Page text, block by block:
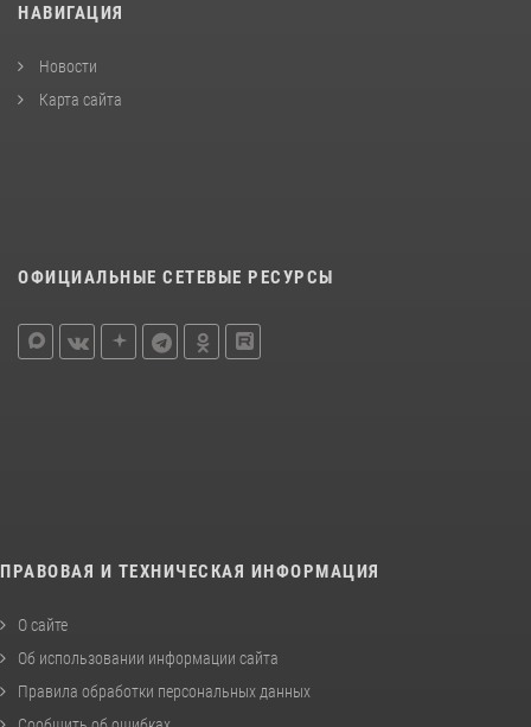
НАВИГАЦИЯ
Новости
Карта сайта
ОФИЦИАЛЬНЫЕ СЕТЕВЫЕ РЕСУРСЫ
ПРАВОВАЯ И ТЕХНИЧЕСКАЯ ИНФОРМАЦИЯ
О сайте
Об использовании информации сайта
Правила обработки персональных данных